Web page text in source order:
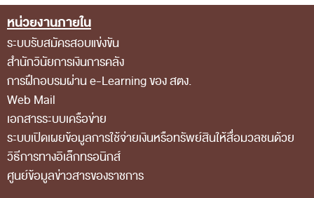
Footer Menu
หน่วยงานภายใน
ระบบรับสมัครสอบแข่งขัน
สำนักวินัยการเงินการคลัง
การฝึกอบรมผ่าน e-Learning ของ สตง.
Web Mail
เอกสารระบบเครือข่าย
ระบบเปิดเผยข้อมูลการใช้จ่ายเงินหรือทรัพย์สินให้สื่อมวลชนด้วย
วิธีการทางอิเล็กทรอนิกส์
ศูนย์ข้อมูลข่าวสารของราชการ